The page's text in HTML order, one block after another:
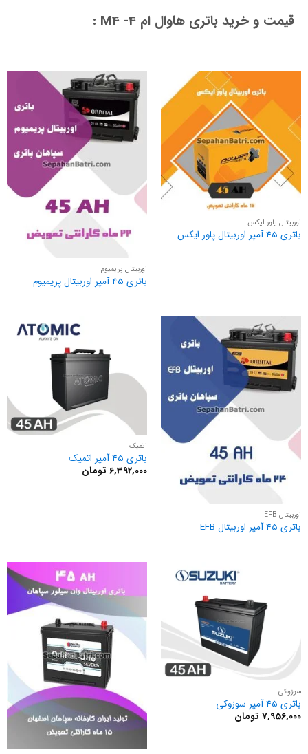
قیمت و خرید باتری هاوال ام 4- M4 :
اوربیتال پاور ایکس
باتری 45 آمپر اوربیتال پاور ایکس
اوربیتال پریمیوم
باتری 45 آمپر اوربیتال پریمیوم
اوربیتال EFB
باتری 45 آمپر اوربیتال EFB
اتمیک
باتری 45 آمپر اتمیک
6,392,000 تومان
سوزوکی
باتری 45 آمپر سوزوکی
7,956,000 تومان